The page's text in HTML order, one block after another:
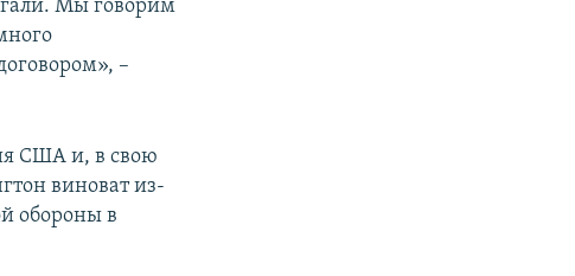
Мы говорим
–
США и, в свою
виноват из-
обороны в